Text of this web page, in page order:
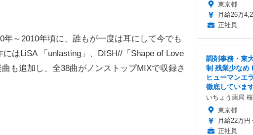
～2010年頃に、誰もが一度は耳にして今でも
はLiSA 「unlasting」、DISH//「Shape of Love
も追加し、全38曲がノンストップMIXで収録さ
東京都
月給26万
正社員
調剤事務・東
制 残業少なめ
ヒューマンエ
徹底していま
いちょう薬局
東京都
月給22万円
正社員